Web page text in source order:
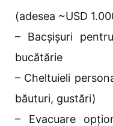
(adesea ~USD
– Bacșișuri
bucătărie
– Cheltuieli
băuturi, gustări)
– Evacuare